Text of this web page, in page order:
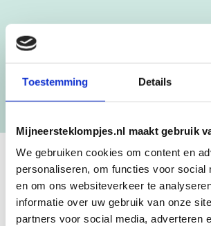
Toestemming Details
Mijneersteklompjes.nl maakt gebruik
We gebruiken cookies om content en
personaliseren, om functies voor social
en om ons websiteverkeer te
informatie over uw gebruik van onze
partners voor social media, adverteren
Blijf op de hoogte!
NIEUWSBRIEF
[mc4wp_form id=”3182″]
KRAAMCADEAU